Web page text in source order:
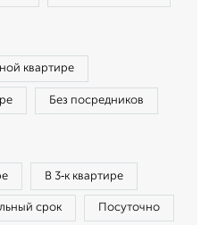
квартире
Без посредников
В 3‑к квартире
срок Посуточно